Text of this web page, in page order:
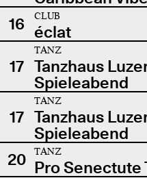
16
CLUB
éclat
17
TANZ
Tanzhaus
Spieleabend
17
TANZ
Tanzhaus
Spieleabend
20
TANZ
Pro Senectute